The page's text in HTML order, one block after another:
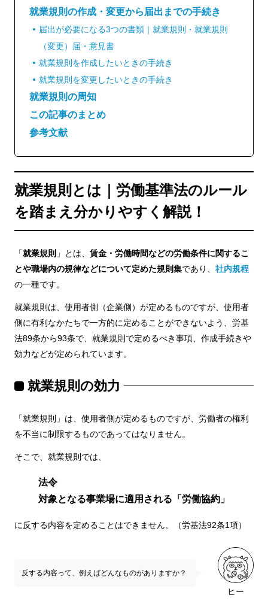
就業規則の作成・変更から届出までの手続き
届出が必要になる3つの書類｜就業規則・就業規則
（変更）届・意見書
就業規則を作成したいときの手続き
就業規則を変更したいときの手続き
就業規則の周知
この記事のまとめ
参考文献
就業規則とは｜労働基準法のルール
を踏まえ分かりやすく解説！
「就業規則 」とは、 賃金・労働時間などの労働条件に関するこ
とや職場内の規律などについて定めた規則集であり、 社内規程
の一種です。
就業規則は、使用者側（企業側）が定めるものですが、使用者
側に有利なかたちで一方的に定めることができないよう、労基
法89条から93条で、就業規則で定めるべき事項、作成手続きや
効力などが定められています。
就業規則の効力
「就業規則」は、使用者側が定めるものですが、労働者の権利
を不当に制限するものであってはなりません。
そこで、就業規則では、
法令
対象となる事業場に適用される「労働協約」
に反する内容を定めることはできません。（労基法92条1項）
ヒー
反する内容って、例えばどんなものがありますか？